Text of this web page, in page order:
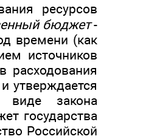
ресурсов
бюджет-
времени (как
источников
расходования
утверждается
закона
государства
Российской